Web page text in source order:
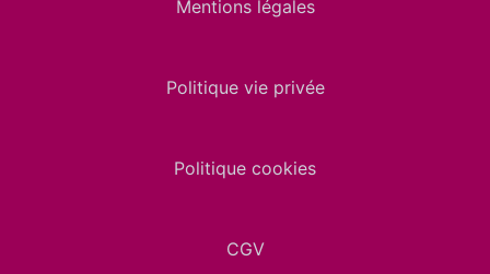
Mentions légales
Politique vie privée
Politique cookies
CGV